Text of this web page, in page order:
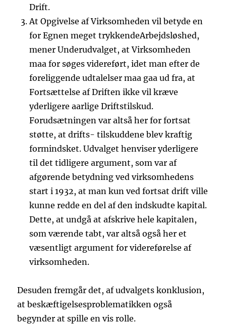
Drift.
At Opgivelse af Virksomheden vil betyde en
for Egnen meget trykkendeArbejdsløshed,
mener Underudvalget, at Virksomheden
maa for søges videreført, idet man efter de
foreliggende udtalelser maa gaa ud fra, at
Fortsættelse af Driften ikke vil kræve
yderligere aarlige Driftstilskud.
Forudsætningen var altså her for fortsat
støtte, at drifts- tilskuddene blev kraftig
formindsket. Udvalget henviser yderligere
til det tidligere argument, som var af
afgørende betydning ved virksomhedens
start i 1932, at man kun ved fortsat drift ville
kunne redde en del af den indskudte kapital.
Dette, at undgå at afskrive hele kapitalen,
som værende tabt, var altså også her et
væsentligt argument for videreførelse af
virksomheden.
Desuden fremgår det, af udvalgets konklusion,
at beskæftigelsesproblematikken også
begynder at spille en vis rolle.